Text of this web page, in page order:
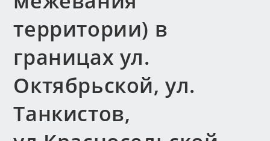
территории) в
границах ул.
Октябрьской, ул.
Танкистов,